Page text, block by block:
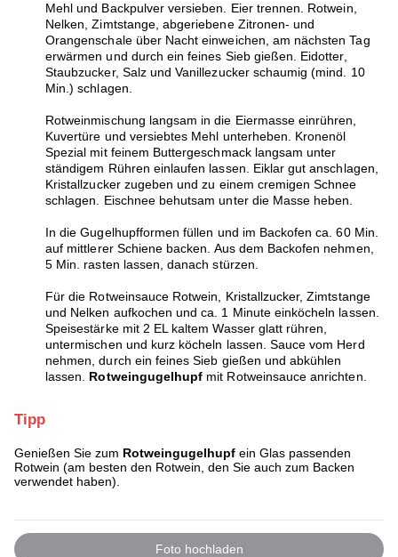
Mehl und Backpulver versieben. Eier trennen. Rotwein,
Nelken, Zimtstange, abgeriebene Zitronen- und
Orangenschale über Nacht einweichen, am nächsten Tag
erwärmen und durch ein feines Sieb gießen. Eidotter,
Staubzucker, Salz und Vanillezucker schaumig (mind. 10
Min.) schlagen.
Rotweinmischung langsam in die Eiermasse einrühren,
Kuvertüre und versiebtes Mehl unterheben. Kronenöl
Spezial mit feinem Buttergeschmack langsam unter
ständigem Rühren einlaufen lassen. Eiklar gut anschlagen,
Kristallzucker zugeben und zu einem cremigen Schnee
schlagen. Eischnee behutsam unter die Masse heben.
In die Gugelhupfformen füllen und im Backofen ca. 60 Min.
auf mittlerer Schiene backen. Aus dem Backofen nehmen,
5 Min. rasten lassen, danach stürzen.
Für die Rotweinsauce Rotwein, Kristallzucker, Zimtstange
und Nelken aufkochen und ca. 1 Minute einköcheln lassen.
Speisestärke mit 2 EL kaltem Wasser glatt rühren,
untermischen und kurz köcheln lassen. Sauce vom Herd
nehmen, durch ein feines Sieb gießen und abkühlen
lassen. Rotweingugelhupf mit Rotweinsauce anrichten.
Tipp
Genießen Sie zum Rotweingugelhupf ein Glas passenden
Rotwein (am besten den Rotwein, den Sie auch zum Backen
verwendet haben).
Foto hochladen